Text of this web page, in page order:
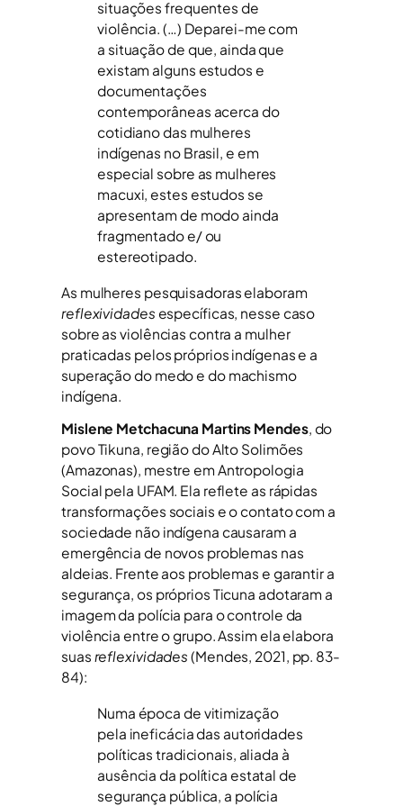
situações frequentes de
violência. (…) Deparei-me com
a situação de que, ainda que
existam alguns estudos e
documentações
contemporâneas acerca do
cotidiano das mulheres
indígenas no Brasil, e em
especial sobre as mulheres
macuxi, estes estudos se
apresentam de modo ainda
fragmentado e/ ou
estereotipado.
As mulheres pesquisadoras elaboram
reflexividades específicas, nesse caso
sobre as violências contra a mulher
praticadas pelos próprios indígenas e a
superação do medo e do machismo
indígena.
Mislene Metchacuna Martins Mendes, do
povo Tikuna, região do Alto Solimões
(Amazonas), mestre em Antropologia
Social pela UFAM. Ela reflete as rápidas
transformações sociais e o contato com a
sociedade não indígena causaram a
emergência de novos problemas nas
aldeias. Frente aos problemas e garantir a
segurança, os próprios Ticuna adotaram a
imagem da polícia para o controle da
violência entre o grupo. Assim ela elabora
suas reflexividades (Mendes, 2021, pp. 83-
84):
Numa época de vitimização
pela ineficácia das autoridades
políticas tradicionais, aliada à
ausência da política estatal de
segurança pública, a polícia